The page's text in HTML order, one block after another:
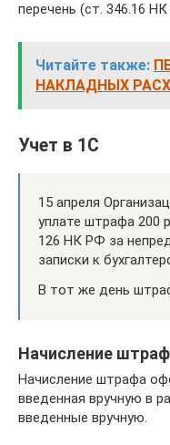
перечень (ст. 346.16
Читайте также:
НАКЛАДНЫХ
Учет в 1С
15 апреля
уплате штрафа 200
126 НК РФ за
записки к
В тот же день
Начисление
Начисление штрафа
введенная вручную в
введенные вручную.